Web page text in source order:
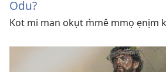
Odu?
Kot mi man okụt m̀mê mmọ ẹnịm